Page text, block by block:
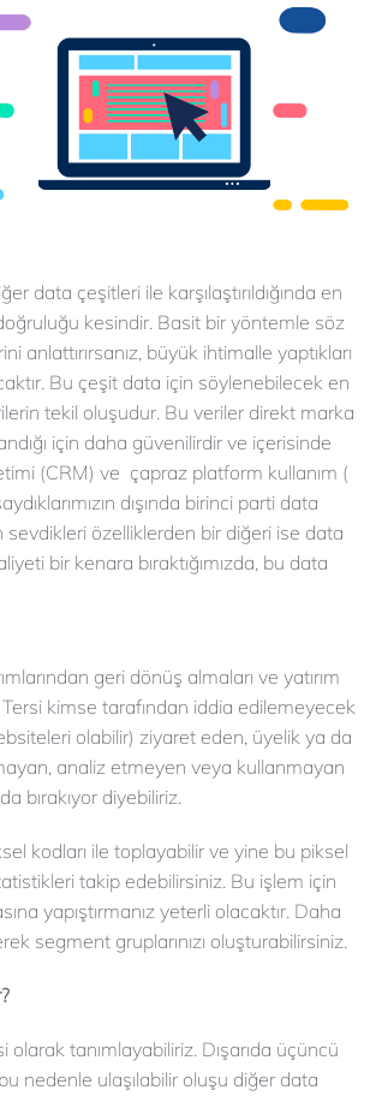
data çeşitleri ile karşılaştırıldığında en
kesindir. Basit bir yöntemle söz
büyük ihtimalle yaptıkları
Bu çeşit data için söylenebilecek en
tekil oluşudur. Bu veriler direkt marka
için daha güvenilirdir ve içerisinde
(CRM) ve çapraz platform kullanım (
dışında birinci parti data
sevdikleri özelliklerden bir diğeri ise data
bir kenara bıraktığımızda, bu data
olmasıdır.
geri dönüş almaları ve yatırım
kimse tarafından iddia edilemeyecek
olabilir) ziyaret eden, üyelik ya da
analiz etmeyen veya kullanmayan
bırakıyor diyebiliriz.
kodları ile toplayabilir ve yine bu piksel
takip edebilirsiniz. Bu işlem için
yapıştırmanız yeterli olacaktır. Daha
segment gruplarınızı oluşturabilirsiniz.
tanımlayabiliriz. Dışarıda üçüncü
nedenle ulaşılabilir oluşu diğer data